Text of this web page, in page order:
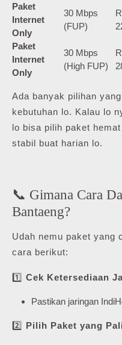
Paket
Internet
Only
30 Mbps
(FUP)
Paket
Internet
Only
30 Mbps
(High FUP)
Ada banyak pilihan
kebutuhan lo. Kalau lo
lo bisa pilih paket
stabil buat harian lo.
📞 Gimana Cara
Bantaeng?
Udah nemu paket yang
cara berikut:
1️⃣ Cek Ketersediaan
Pastikan jaringan
2️⃣ Pilih Paket yang